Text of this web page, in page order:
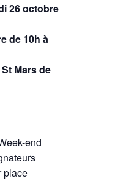
26 octobre
de 10h à
Mars de
end
place